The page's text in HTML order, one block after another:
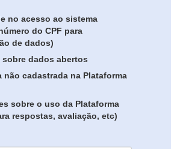
no acesso ao sistema
do CPF para
de dados)
sobre dados abertos
não cadastrada na Plataforma
sobre o uso da Plataforma
respostas, avaliação, etc)